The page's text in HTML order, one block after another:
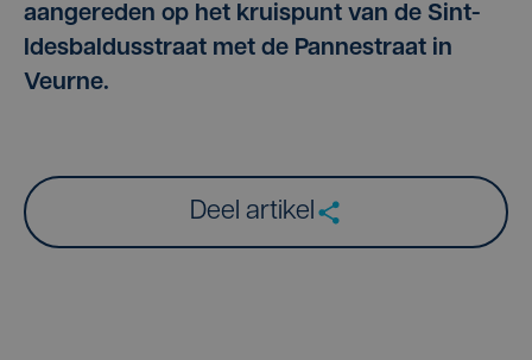
aangereden op het kruispunt van de Sint-
Idesbaldusstraat met de Pannestraat in
Veurne.
Deel artikel